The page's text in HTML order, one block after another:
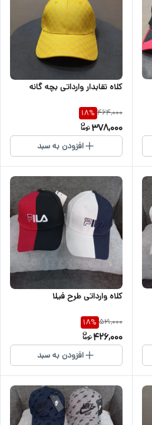
کلاه نقابدار وارداتی بچه گانه
464,000
18%
378,000
افزودن به سبد
کلاه وارداتی طرح فیلا
521,000
18%
426,000
افزودن به سبد